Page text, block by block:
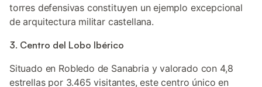
torres defensivas constituyen un ejemplo excepcional
de arquitectura militar castellana.
3. Centro del Lobo Ibérico
Situado en Robledo de Sanabria y valorado con 4,8
estrellas por 3.465 visitantes, este centro único en